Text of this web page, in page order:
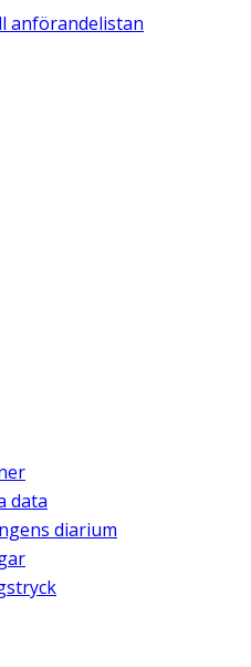
anförandelistan
data
diarium